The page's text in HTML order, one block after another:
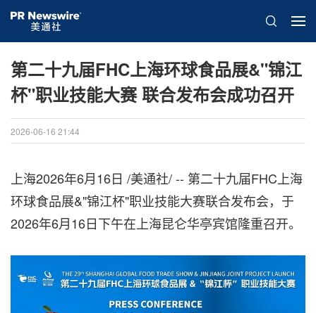
第二十九届FHC上海环球食品展&"锦江
杯"职业技能大赛 联合发布会成功召开
2026-06-16 21:44
上海2026年6月16日 /美通社/ -- 第二十九届FHC上海
环球食品展&"锦江杯"职业技能大赛联合发布会，于
2026年6月16日下午在上海昆仑华亭宾馆隆重召开。